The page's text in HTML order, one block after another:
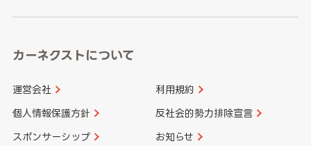
カーネクストについて
運営会社 利用規約
個人情報保護方針 反社会的勢力排除宣言
スポンサーシップ お知らせ